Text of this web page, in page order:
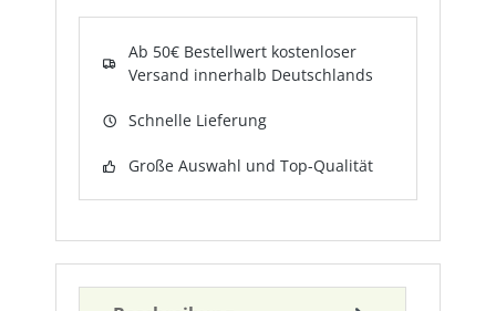
Ab 50€ Bestellwert kostenloser
Versand innerhalb Deutschlands
Schnelle Lieferung
Große Auswahl und Top-Qualität